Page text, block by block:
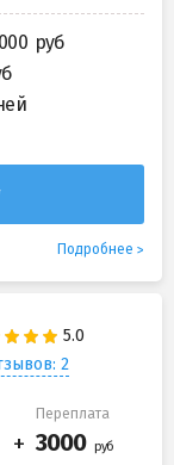
Подробнее
2
Переплата